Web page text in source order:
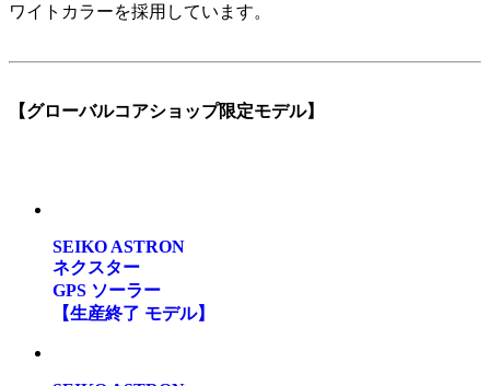
ワイトカラーを採用しています。
【グローバルコアショップ限定モデル】
SEIKO ASTRON
ネクスター
GPS ソーラー
【生産終了 モデル】